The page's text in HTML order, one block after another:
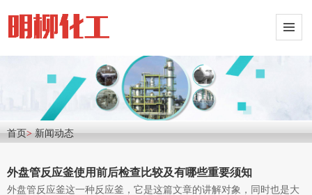
首页>新闻动态
外盘管反应釜使用前后检查比较及有哪些重要须知
外盘管反应釜这一种反应釜，它是这篇文章的讲解对象，同时也是大